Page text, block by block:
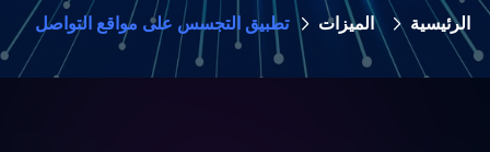
الرئيسية الميزات تطبيق التجسس على مواقع التواصل